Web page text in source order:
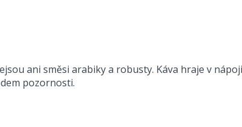
ani směsi arabiky a robusty. Káva hraje v
pozornosti.